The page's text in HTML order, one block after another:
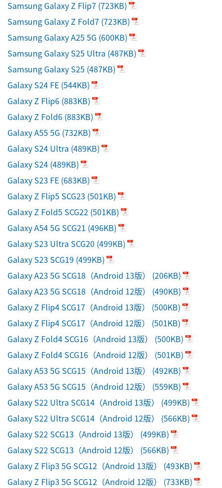
Samsung Galaxy Z Flip7 (723KB)
Samsung Galaxy Z Fold7 (723KB)
Samsung Galaxy A25 5G (600KB)
Samsung Galaxy S25 Ultra (487KB)
Samsung Galaxy S25 (487KB)
Galaxy S24 FE (544KB)
Galaxy Z Flip6 (883KB)
Galaxy Z Fold6 (883KB)
Galaxy A55 5G (732KB)
Galaxy S24 Ultra (489KB)
Galaxy S24 (489KB)
Galaxy S23 FE (683KB)
Galaxy Z Flip5 SCG23 (501KB)
Galaxy Z Fold5 SCG22 (501KB)
Galaxy A54 5G SCG21 (496KB)
Galaxy S23 Ultra SCG20 (499KB)
Galaxy S23 SCG19 (499KB)
Galaxy A23 5G SCG18（Android 13版） (206KB)
Galaxy A23 5G SCG18（Android 12版） (490KB)
Galaxy Z Flip4 SCG17（Android 13版） (500KB)
Galaxy Z Flip4 SCG17（Android 12版） (501KB)
Galaxy Z Fold4 SCG16（Android 13版） (500KB)
Galaxy Z Fold4 SCG16（Android 12版） (501KB)
Galaxy A53 5G SCG15（Android 13版） (492KB)
Galaxy A53 5G SCG15（Android 12版） (559KB)
Galaxy S22 Ultra SCG14（Android 13版） (499KB)
Galaxy S22 Ultra SCG14（Android 12版） (566KB)
Galaxy S22 SCG13（Android 13版） (499KB)
Galaxy S22 SCG13（Android 12版） (566KB)
Galaxy Z Flip3 5G SCG12（Android 13版） (493KB)
Galaxy Z Flip3 5G SCG12（Android 12版） (733KB)